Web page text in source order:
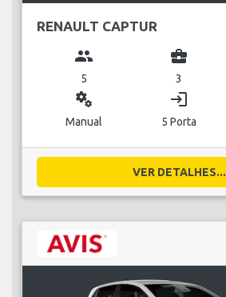
RENAULT CAPTUR
group
5
business_center
3
miscellaneous_services
Manual
login
5 Porta
VER DETALHES...